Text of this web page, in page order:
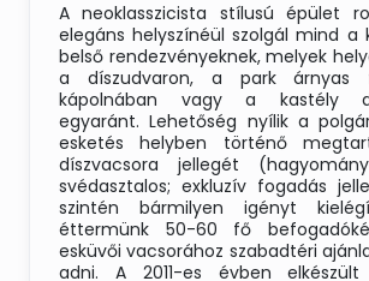
A neoklasszicista stílusú épület
elegáns helyszínéül szolgál mind a
belső rendezvényeknek, melyek
a díszudvaron, a park
kápolnában vagy a kastély
egyaránt. Lehetőség nyílik a
esketés helyben történő
díszvacsora jellegét
svédasztalos; exkluzív fogadás
szintén bármilyen igényt
éttermünk 50-60 fő
esküvői vacsorához szabadtéri
adni. A 2011-es évben